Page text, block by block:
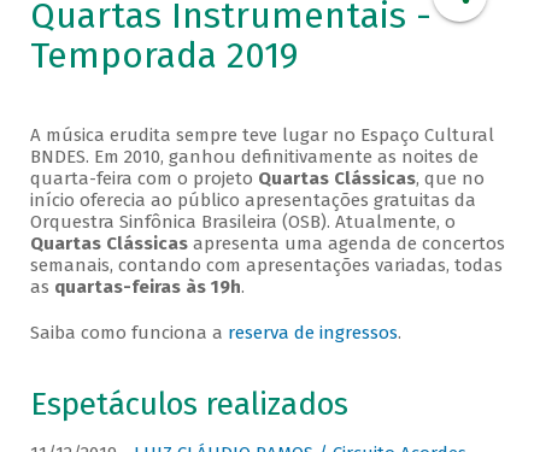
Quartas Instrumentais -
Temporada 2019
A música erudita sempre teve lugar no Espaço Cultural
BNDES. Em 2010, ganhou definitivamente as noites de
quarta-feira com o projeto Quartas Clássicas, que no
início oferecia ao público apresentações gratuitas da
Orquestra Sinfônica Brasileira (OSB). Atualmente, o
Quartas Clássicasapresenta uma agenda de concertos
semanais, contando com apresentações variadas, todas
as quartas-feiras às 19h.
Saiba como funciona a reserva de ingressos.
Espetáculos realizados